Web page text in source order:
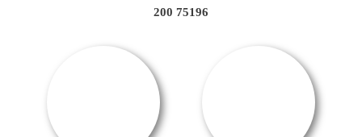
200 75196